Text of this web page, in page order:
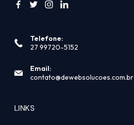
Telefone:
27 99720-5152
Email:
contato@dewebsolucoes.com.br
LINKS